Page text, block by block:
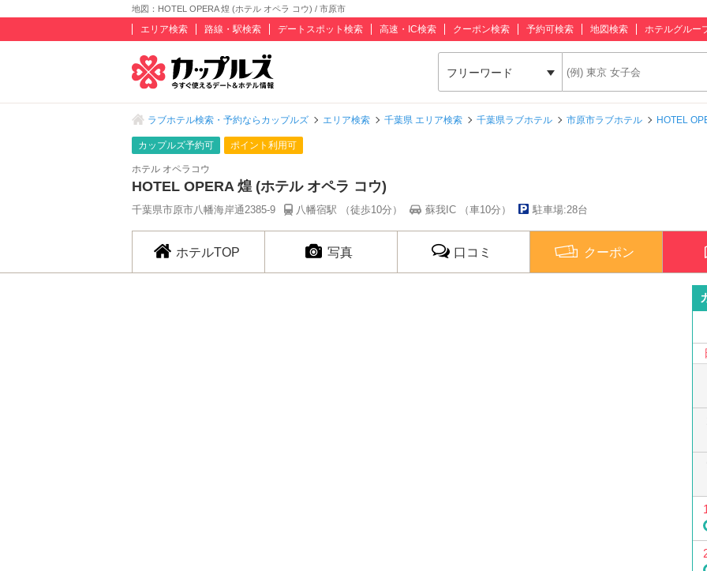
地図：HOTEL OPERA 煌 (ホテル オペラ コウ) / 市原市
エリア検索 路線・駅検索 デートスポット検索 高速・IC検索 クーポン検索 予約可検索 地図検索 ホテルグルー
フリーワード
ラブホテル検索・予約ならカップルズ エリア検索 千葉県 エリア検索 千葉県ラブホテル 市原市ラブホテル HOTEL
カップルズ予約可 ポイント利用可
ホテル オペラコウ
HOTEL OPERA 煌 (ホテル オペラ コウ)
千葉県市原市八幡海岸通2385-9 八幡宿駅 （徒歩10分） 蘇我IC （車10分） 駐車場:28台
ホテルTOP 写真 口コミ クーポン